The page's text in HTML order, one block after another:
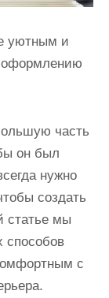
уютным и
оформлению
часть
он был
нужно
создать
статье мы
способов
с